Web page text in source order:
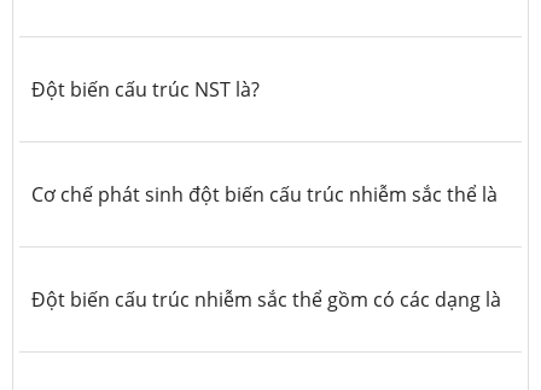
Đột biến cấu trúc NST là?
Cơ chế phát sinh đột biến cấu trúc nhiễm sắc thể là
Đột biến cấu trúc nhiễm sắc thể gồm có các dạng là